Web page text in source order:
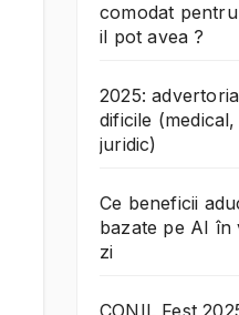
comodat
il pot avea ?
2025:
dificile
juridic)
Ce beneficii
bazate pe AI în
zi
CONIL Fest